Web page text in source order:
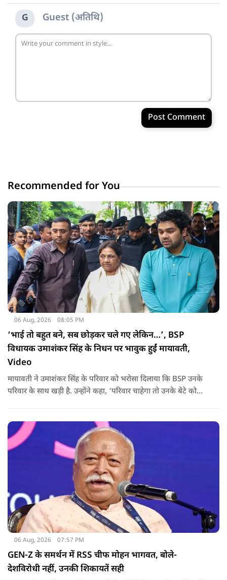
G Guest (अतिथि)
Post Comment
Recommended for You
06 Aug, 2026 08:05 PM
‘भाई तो बहुत बने, सब छोड़कर चले गए लेकिन…’, BSP
विधायक उमाशंकर सिंह के निधन पर भावुक हुईं मायावती,
Video
मायावती ने उमाशंकर सिंह के परिवार को भरोसा दिलाया कि BSP उनके
परिवार के साथ खड़ी है. उन्होंने कहा, ‘परिवार चाहेगा तो उनके बेटे को
06 Aug, 2026 07:57 PM
GEN-Z के समर्थन में RSS चीफ मोहन भागवत, बोले-
देशविरोधी नहीं, उनकी शिकायतें सही